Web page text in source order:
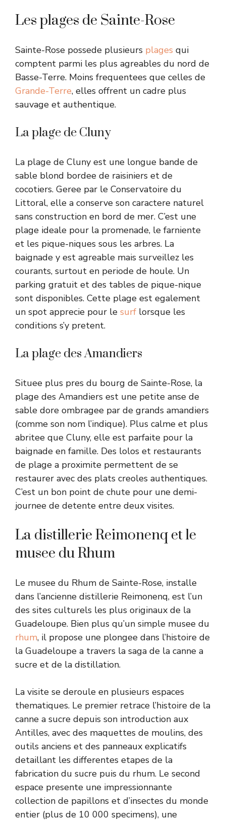
Les plages de Sainte-Rose
Sainte-Rose possede plusieurs plages qui
comptent parmi les plus agreables du nord de
Basse-Terre. Moins frequentees que celles de
Grande-Terre, elles offrent un cadre plus
sauvage et authentique.
La plage de Cluny
La plage de Cluny est une longue bande de
sable blond bordee de raisiniers et de
cocotiers. Geree par le Conservatoire du
Littoral, elle a conserve son caractere naturel
sans construction en bord de mer. C’est une
plage ideale pour la promenade, le farniente
et les pique-niques sous les arbres. La
baignade y est agreable mais surveillez les
courants, surtout en periode de houle. Un
parking gratuit et des tables de pique-nique
sont disponibles. Cette plage est egalement
un spot apprecie pour le surf lorsque les
conditions s’y pretent.
La plage des Amandiers
Situee plus pres du bourg de Sainte-Rose, la
plage des Amandiers est une petite anse de
sable dore ombragee par de grands amandiers
(comme son nom l’indique). Plus calme et plus
abritee que Cluny, elle est parfaite pour la
baignade en famille. Des lolos et restaurants
de plage a proximite permettent de se
restaurer avec des plats creoles authentiques.
C’est un bon point de chute pour une demi-
journee de detente entre deux visites.
La distillerie Reimonenq et le
musee du Rhum
Le musee du Rhum de Sainte-Rose, installe
dans l’ancienne distillerie Reimonenq, est l’un
des sites culturels les plus originaux de la
Guadeloupe. Bien plus qu’un simple musee du
rhum, il propose une plongee dans l’histoire de
la Guadeloupe a travers la saga de la canne a
sucre et de la distillation.
La visite se deroule en plusieurs espaces
thematiques. Le premier retrace l’histoire de la
canne a sucre depuis son introduction aux
Antilles, avec des maquettes de moulins, des
outils anciens et des panneaux explicatifs
detaillant les differentes etapes de la
fabrication du sucre puis du rhum. Le second
espace presente une impressionnante
collection de papillons et d’insectes du monde
entier (plus de 10 000 specimens), une